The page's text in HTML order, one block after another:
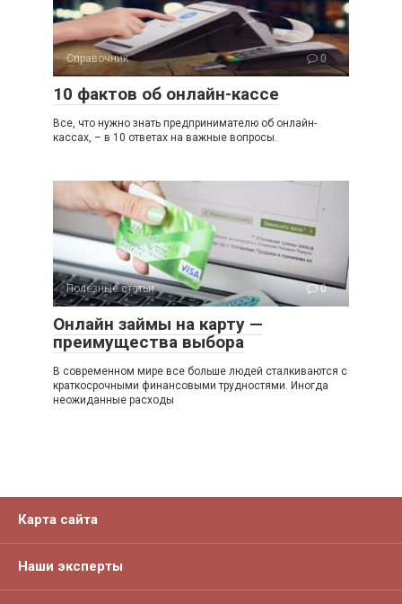
Справочник 0
10 фактов об онлайн-кассе
Все, что нужно знать предпринимателю об онлайн-
кассах, – в 10 ответах на важные вопросы.
Полезные статьи 0
Онлайн займы на карту —
преимущества выбора
В современном мире все больше людей сталкиваются с
краткосрочными финансовыми трудностями. Иногда
неожиданные расходы
Карта сайта
Наши эксперты